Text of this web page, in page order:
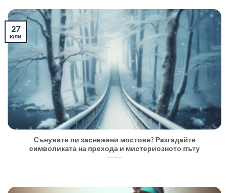
Сънувате ли заснежени мостове? Разгадайте
символиката на прехода и мистериозното пъту
27
юли